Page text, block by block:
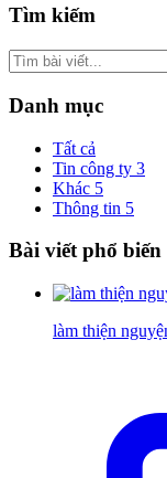
Tìm kiếm
Danh mục
Tất cả
Tin công ty 3
Khác 5
Thông tin 5
Bài viết phổ biến
làm thiện